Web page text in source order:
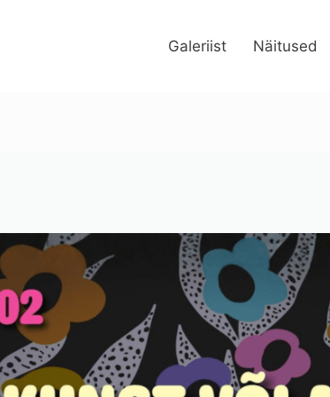
Galeriist Näitused